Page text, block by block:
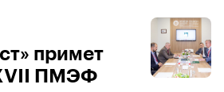
примет
ПМЭФ